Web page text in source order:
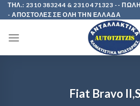
Skip
to
ΤΗΛ.: 2310 383244 & 2310 471323 --
- ΑΠΟΣΤΟΛΕΣ ΣΕ ΟΛΗ ΤΗΝ ΕΛΛΑΔΑ
Fiat Bravo